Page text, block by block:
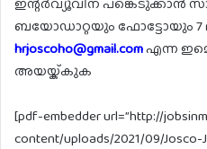
ബയോഡാറ്റയും ഫോട്ടോയും 7
hrjoscoho@gmail.comഎന്ന
അയയ്ക്കുക
[pdf-embedder url=”http://
content/uploads/2021/09/